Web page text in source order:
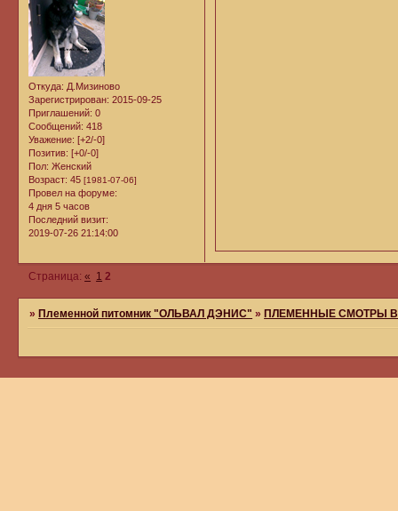
Откуда: Д.Мизиново
Зарегистрирован: 2015-09-25
Приглашений: 0
Сообщений: 418
Уважение: [+2/-0]
Позитив: [+0/-0]
Пол: Женский
Возраст: 45 [1981-07-06]
Провел на форуме:
4 дня 5 часов
Последний визит:
2019-07-26 21:14:00
Страница:« 1 2
» Племенной питомник "ОЛЬВАЛ ДЭНИС" » ПЛЕМЕННЫЕ СМОТРЫ